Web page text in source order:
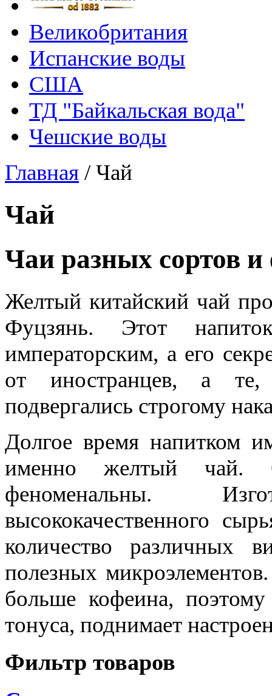
Великобритания
Испанские воды
США
ТД "Байкальская вода"
Чешские воды
Главная /Чай
Чай
Чаи разных сортов и
Желтый китайский чай
Фуцзянь. Этот
императорским, а его
от иностранцев, а
подвергались строгому
Долгое время напитком
именно желтый чай.
феноменальны.
высококачественного
количество различных
полезных
больше кофеина,
тонуса, поднимает
Фильтр товаров